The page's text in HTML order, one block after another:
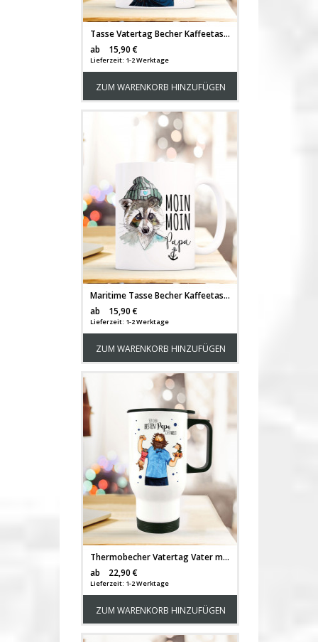
Tasse Vatertag Becher Kaffeetasse Kaffeebecher Superhelden mit Punkten und Spruch dad my superhero ts453
ab
15,90 €
Lieferzeit: 1-2 Werktage
ZUM WARENKORB HINZUFÜGEN
Maritime Tasse Becher Kaffeetasse mit Waschbär Spruch Kaffeebecher Geschenk Spruchbecher... moin moin Papa ts654
ab
15,90 €
Lieferzeit: 1-2 Werktage
ZUM WARENKORB HINZUFÜGEN
Thermobecher Vatertag Vater mit Kindern Punkten und Spruch für den besten Papa der Welt tb093
ab
22,90 €
Lieferzeit: 1-2 Werktage
ZUM WARENKORB HINZUFÜGEN